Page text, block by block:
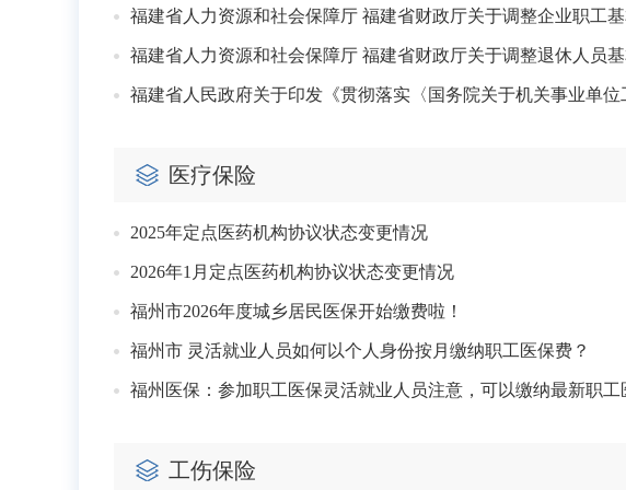
福建省人力资源和社会保障厅 福建省财政厅关于调整退休人员
福建省人民政府关于印发《贯彻落实〈国务院关于机关事业单
医疗保险
2025年定点医药机构协议状态变更情况
2026年1月定点医药机构协议状态变更情况
福州市2026年度城乡居民医保开始缴费啦！
福州市 灵活就业人员如何以个人身份按月缴纳职工医保费？
福州医保：参加职工医保灵活就业人员注意，可以缴纳最新职工
工伤保险